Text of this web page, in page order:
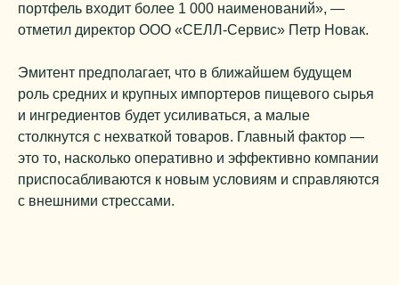
портфель входит более 1 000 наименований», —
отметил директор ООО «СЕЛЛ-Сервис» Петр Новак.
Эмитент предполагает, что в ближайшем будущем
роль средних и крупных импортеров пищевого сырья
и ингредиентов будет усиливаться, а малые
столкнутся с нехваткой товаров. Главный фактор —
это то, насколько оперативно и эффективно компании
приспосабливаются к новым условиям и справляются
с внешними стрессами.